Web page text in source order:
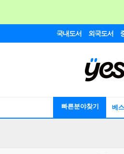
국내도서 외국도서
빠른분야찾기 베